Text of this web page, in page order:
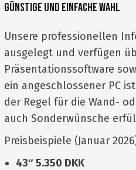
Günstige und einfache Wahl
Unsere professionellen
ausgelegt und verfügen
Präsentationssoftware
ein angeschlossener PC
der Regel für die Wand-
auch Sonderwünsche
Preisbeispiele (Januar
43″ 5.350 DKK